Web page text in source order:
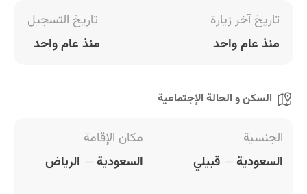
تاريخ آخر زيارة
منذ عام واحد
تاريخ التسجيل
منذ عام واحد
السكن و الحالة الإجتماعية
الجنسية
السعودية
قبيلي
مكان الإقامة
السعودية
الرياض